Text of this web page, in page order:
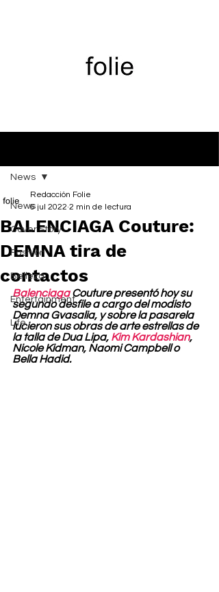
News
Cover Story
Fashion
Belleza
Entertainment
Life
News
BALENCIAGA Couture:
DEMNA tira de
contactos
Redacción Folie
6 jul 2022 2 min de lectura
Balenciaga Couture presentó hoy su
segundo desfile a cargo del modisto
Demna Gvasalia, y sobre la pasarela
lucieron sus obras de arte estrellas de
la talla de Dua Lipa, Kim Kardashian,
Nicole Kidman, Naomi Campbell o
Bella Hadid.